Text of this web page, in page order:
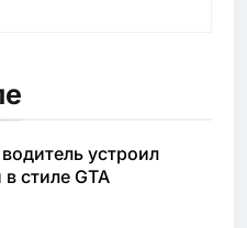
устроил
стиле GTA